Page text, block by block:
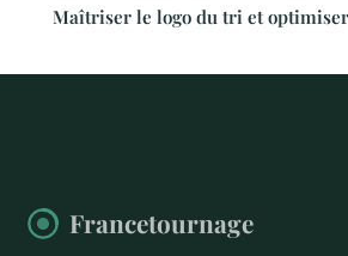
Maîtriser le logo du tri et
Francetournage